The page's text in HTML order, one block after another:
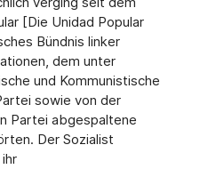
[Die Unidad Popular
Bündnis linker
dem unter
und Kommunistische
sowie von der
Partei abgespaltene
Der Sozialist